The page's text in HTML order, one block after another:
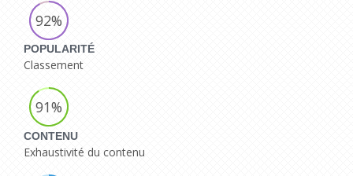
92%
POPULARITÉ
Classement
91%
CONTENU
Exhaustivité du contenu